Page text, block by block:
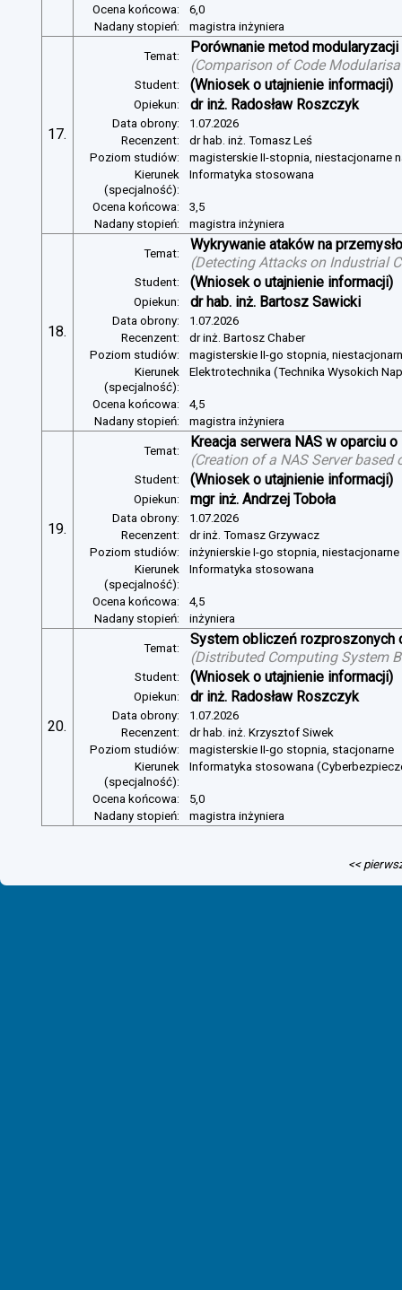
Ocena końcowa:
6,0
Nadany stopień:
magistra inżyniera
17.
Temat:
Porównanie metod
(Comparison of Code
Student: (Wniosek o utajnienie informacji)
Opiekun: dr inż. Radosław Roszczyk
Data obrony:
1.07.2026
Recenzent:
dr hab. inż. Tomasz Leś
Poziom studiów:
magisterskie II-stopnia, niestacjonarne
Kierunek
(specjalność):
Informatyka stosowana
Ocena końcowa:
3,5
Nadany stopień:
magistra inżyniera
18.
Temat:
Wykrywanie ataków na
(Detecting Attacks on Industrial
Student: (Wniosek o utajnienie informacji)
Opiekun: dr hab. inż. Bartosz Sawicki
Data obrony:
1.07.2026
Recenzent:
dr inż. Bartosz Chaber
Poziom studiów:
magisterskie II-go stopnia,
Kierunek
(specjalność):
Elektrotechnika (Technika Wysokich
Ocena końcowa:
4,5
Nadany stopień:
magistra inżyniera
19.
Temat:
Kreacja serwera NAS w oparciu
(Creation of a NAS Server based
Student: (Wniosek o utajnienie informacji)
Opiekun: mgr inż. Andrzej Toboła
Data obrony:
1.07.2026
Recenzent:
dr inż. Tomasz Grzywacz
Poziom studiów:
inżynierskie I-go stopnia, niestacjonarne
Kierunek
(specjalność):
Informatyka stosowana
Ocena końcowa:
4,5
Nadany stopień:
inżyniera
20.
Temat:
System obliczeń rozproszonych
(Distributed Computing System
Student: (Wniosek o utajnienie informacji)
Opiekun: dr inż. Radosław Roszczyk
Data obrony:
1.07.2026
Recenzent:
dr hab. inż. Krzysztof Siwek
Poziom studiów:
magisterskie II-go stopnia, stacjonarne
Kierunek
(specjalność):
Informatyka stosowana
Ocena końcowa:
5,0
Nadany stopień:
magistra inżyniera
<<